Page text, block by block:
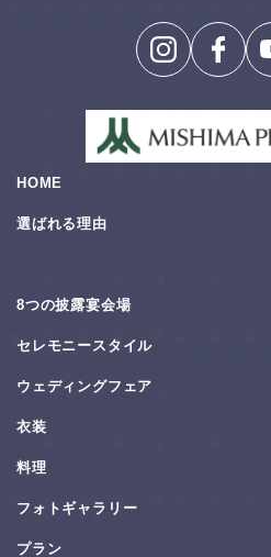
HOME
選ばれる理由
8つの披露宴会場
セレモニースタイル
ウェディングフェア
衣装
料理
フォトギャラリー
プラン